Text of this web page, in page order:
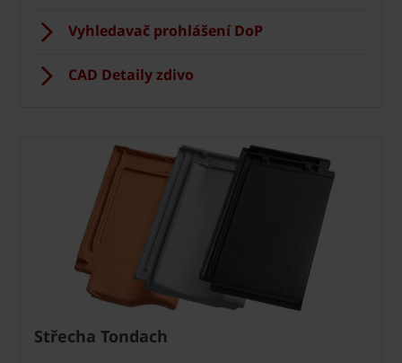
Vyhledavač prohlášení DoP
CAD Detaily zdivo
Střecha Tondach